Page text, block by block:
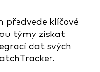
předvede klíčové
týmy získat
dat svých